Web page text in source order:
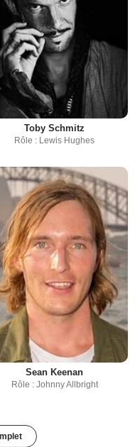
Toby Schmitz
Rôle : Lewis Hughes
Sean Keenan
Rôle : Johnny Allbright